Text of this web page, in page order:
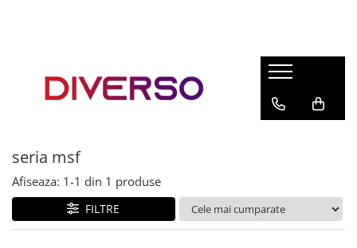
ASA
SILK
HIPS
seria msf
Afiseaza: 1-1 din 1 produse
FILTRE